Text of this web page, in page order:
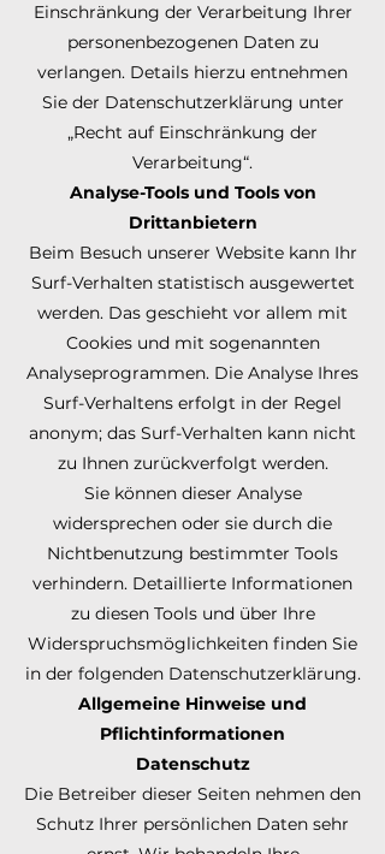
Einschränkung der Verarbeitung Ihrer
personenbezogenen Daten zu
verlangen. Details hierzu entnehmen
Sie der Datenschutzerklärung unter
„Recht auf Einschränkung der
Verarbeitung“.
Analyse-Tools und Tools von
Drittanbietern
Beim Besuch unserer Website kann Ihr
Surf-Verhalten statistisch ausgewertet
werden. Das geschieht vor allem mit
Cookies und mit sogenannten
Analyseprogrammen. Die Analyse Ihres
Surf-Verhaltens erfolgt in der Regel
anonym; das Surf-Verhalten kann nicht
zu Ihnen zurückverfolgt werden.
Sie können dieser Analyse
widersprechen oder sie durch die
Nichtbenutzung bestimmter Tools
verhindern. Detaillierte Informationen
zu diesen Tools und über Ihre
Widerspruchsmöglichkeiten finden Sie
in der folgenden Datenschutzerklärung.
Allgemeine Hinweise und
Pflichtinformationen
Datenschutz
Die Betreiber dieser Seiten nehmen den
Schutz Ihrer persönlichen Daten sehr